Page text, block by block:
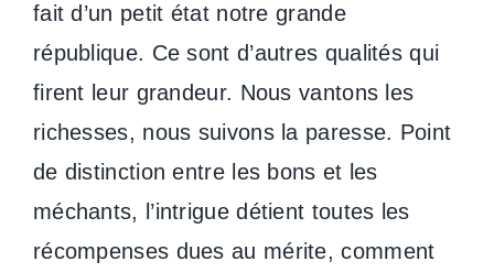
fait d’un petit état notre grande
république. Ce sont d’autres qualités qui
firent leur grandeur. Nous vantons les
richesses, nous suivons la paresse. Point
de distinction entre les bons et les
méchants, l’intrigue détient toutes les
récompenses dues au mérite, comment